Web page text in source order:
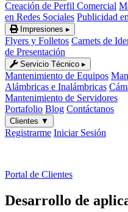
Creación de Perfil Comercial
en Redes Sociales Publicidad
Impresiones ▸
Flyers y Folletos Carnets de
de Presentación
Servicio Técnico ▸
Mantenimiento de Equipos
Alámbricas e Inalámbricas
Mantenimiento de Servidores
Portafolio Blog Contáctanos
Clientes ▼
Registrarme Iniciar Sesión
Portal de Clientes
Desarrollo de